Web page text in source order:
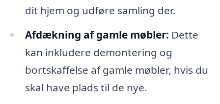
dit hjem og udføre samling der.
Afdækning af gamle møbler: Dette
kan inkludere demontering og
bortskaffelse af gamle møbler, hvis du
skal have plads til de nye.